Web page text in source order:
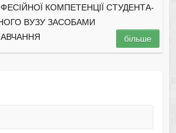
КОМПЕТЕНЦІЇ СТУДЕНТА-
ВУЗУ ЗАСОБАМИ
більше